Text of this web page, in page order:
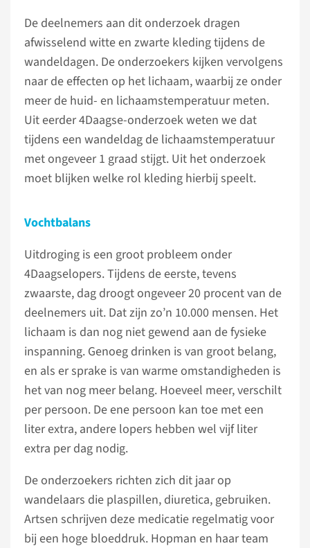
De deelnemers aan dit onderzoek dragen
afwisselend witte en zwarte kleding tijdens de
wandeldagen. De onderzoekers kijken vervolgens
naar de effecten op het lichaam, waarbij ze onder
meer de huid- en lichaamstemperatuur meten.
Uit eerder 4Daagse-onderzoek weten we dat
tijdens een wandeldag de lichaamstemperatuur
met ongeveer 1 graad stijgt. Uit het onderzoek
moet blijken welke rol kleding hierbij speelt.
Vochtbalans
Uitdroging is een groot probleem onder
4Daagselopers. Tijdens de eerste, tevens
zwaarste, dag droogt ongeveer 20 procent van de
deelnemers uit. Dat zijn zo’n 10.000 mensen. Het
lichaam is dan nog niet gewend aan de fysieke
inspanning. Genoeg drinken is van groot belang,
en als er sprake is van warme omstandigheden is
het van nog meer belang. Hoeveel meer, verschilt
per persoon. De ene persoon kan toe met een
liter extra, andere lopers hebben wel vijf liter
extra per dag nodig.
De onderzoekers richten zich dit jaar op
wandelaars die plaspillen, diuretica, gebruiken.
Artsen schrijven deze medicatie regelmatig voor
bij een hoge bloeddruk. Hopman en haar team